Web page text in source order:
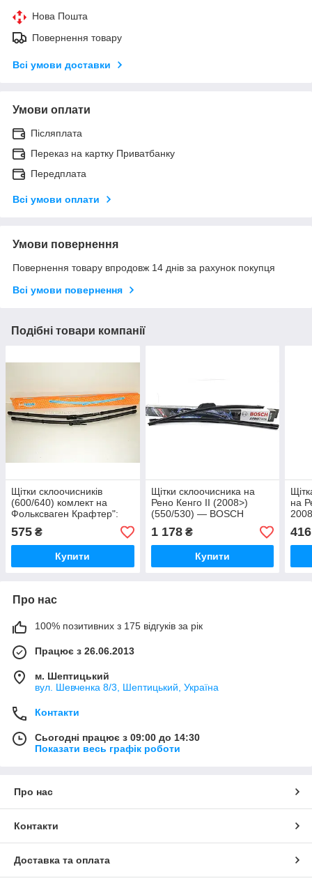
Нова Пошта
Повернення товару
Всі умови доставки
Умови оплати
Післяплата
Переказ на картку Приватбанку
Передплата
Всі умови оплати
Умови повернення
Повернення товару впродовж 14 днів за рахунок покупця
Всі умови повернення
Подібні товари компанії
Щітки склоочисників
(600/640) комлект на
Фольксваген Крафтер":
2006-> Autotechteile
(Німеччина) A8255
575 ₴
Купити
Щітки склоочисника на
Рено Кенго II (2008>)
(550/530) — BOSCH
(Німеччина) 3397118906
1 178₴
Купити
на
24/
416
Про нас
100% позитивних з 175 відгуків за рік
Працює з 26.06.2013
м. Шептицький
вул. Шевченка 8/3, Шептицький, Україна
Контакти
Сьогодні працює з 09:00 до 14:30
Показати весь графік роботи
Про нас
Контакти
Доставка та оплата